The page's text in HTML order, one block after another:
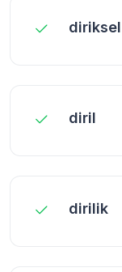
diriksel
diril
dirilik